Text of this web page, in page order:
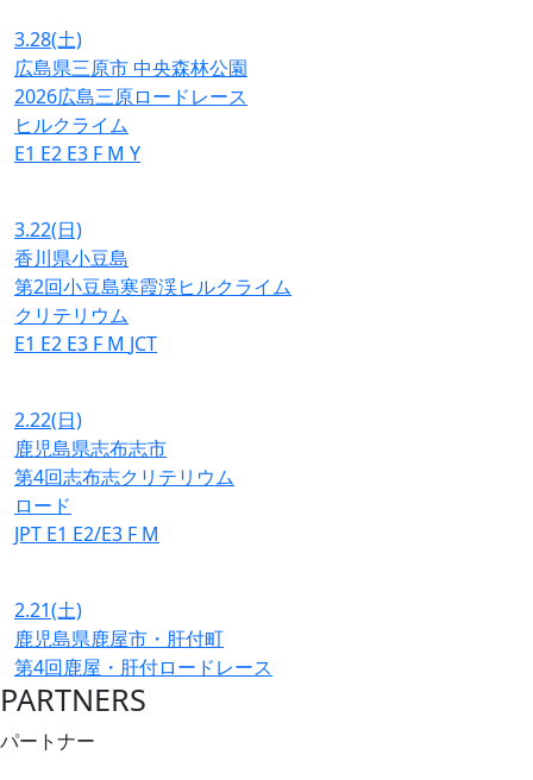
3.28(土)
広島県三原市 中央森林公園
2026広島三原ロードレース
ヒルクライム
E1 E2 E3 F M Y
3.22(日)
香川県小豆島
第2回小豆島寒霞渓ヒルクライム
クリテリウム
E1 E2 E3 F M JCT
2.22(日)
鹿児島県志布志市
第4回志布志クリテリウム
ロード
JPT E1 E2/E3 F M
2.21(土)
鹿児島県鹿屋市・肝付町
第4回鹿屋・肝付ロードレース
PARTNERS
パートナー